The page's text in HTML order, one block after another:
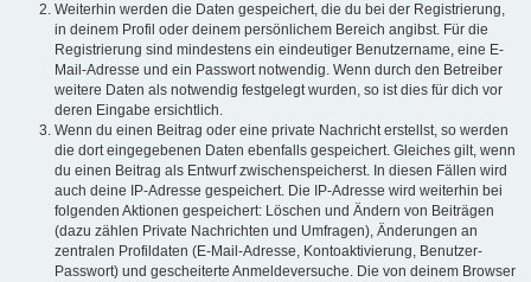
Weiterhin werden die Daten gespeichert, die du bei der Registrierung,
in deinem Profil oder deinem persönlichem Bereich angibst. Für die
Registrierung sind mindestens ein eindeutiger Benutzername, eine E-
Mail-Adresse und ein Passwort notwendig. Wenn durch den Betreiber
weitere Daten als notwendig festgelegt wurden, so ist dies für dich vor
deren Eingabe ersichtlich.
Wenn du einen Beitrag oder eine private Nachricht erstellst, so werden
die dort eingegebenen Daten ebenfalls gespeichert. Gleiches gilt, wenn
du einen Beitrag als Entwurf zwischenspeicherst. In diesen Fällen wird
auch deine IP-Adresse gespeichert. Die IP-Adresse wird weiterhin bei
folgenden Aktionen gespeichert: Löschen und Ändern von Beiträgen
(dazu zählen Private Nachrichten und Umfragen), Änderungen an
zentralen Profildaten (E-Mail-Adresse, Kontoaktivierung, Benutzer-
Passwort) und gescheiterte Anmeldeversuche. Die von deinem Browser